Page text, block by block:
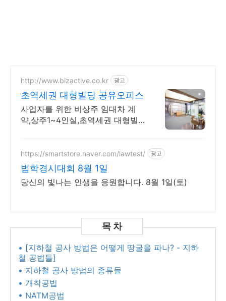
http://www.bizactive.co.kr 광고
초역세권 대형빌딩 공유오피스
사업자를 위한 비상주 임대차 계
약,상주1~4인실,초역세권 대형빌
https://smartstore.naver.com/lawtest/ 광고
법학경시대회 8월 1일
당신의 빛나는 인생을 응원합니다. 8월 1일(토)
• [지하철 공사 방법은 어떻게 땅굴을 파나? - 지하
철 공법들]
• 지하철 공사 방법의 종류들
• 개착공법
• NATM공법